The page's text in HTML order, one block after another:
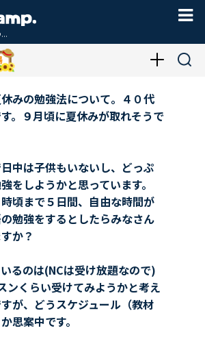
みの勉強法について。４０代
。９月頃に夏休みが取れそうで
中は子供もいないし、どっぷ
をしようかと思っています。
頃まで５日間、自由な時間が
勉強をするとしたらみなさん
か？
るのは(NCは受け放題なので)
ンくらい受けてみようかと考え
が、どうスケジュール（教材
思案中です。